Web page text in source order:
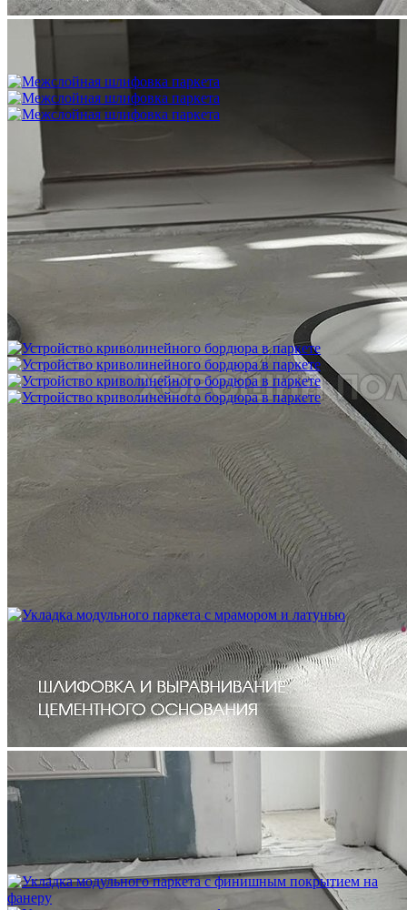
Укладка фанеры на бетонное основание (огрунтованную
750 ₽
Межслойная шлифовка паркета
1 200 ₽
Устройство криволинейного бордюра в паркете
2 500 ₽
Укладка модульного паркета с мрамором и латунью
3 500 ₽